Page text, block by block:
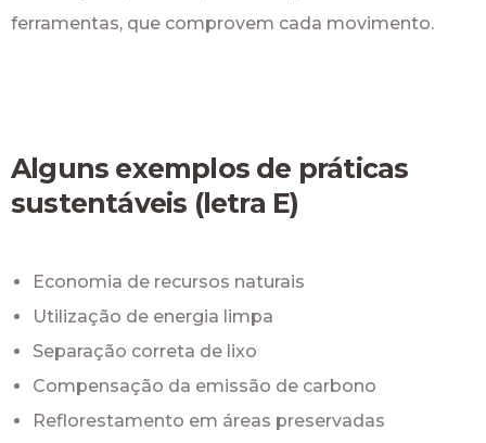
ferramentas, que comprovem cada movimento.
Alguns exemplos de práticas
sustentáveis (letra E)
Economia de recursos naturais
Utilização de energia limpa
Separação correta de lixo
Compensação da emissão de carbono
Reflorestamento em áreas preservadas